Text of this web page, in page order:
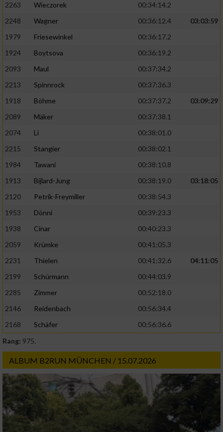
2263
Wieczorek
00:34:14.2
2248
Wagner 00:36:12.4
03:03:59
1979
Friesewinkel
00:36:17.2
1924
Boytsova
00:36:19.2
2093
Maul
00:37:34.2
2213
Spinnrock
00:37:36.3
1918
Böhme 00:37:37.2
03:09:29
2089
Mäker
00:37:38.1
2074
Li
00:38:01.0
2215
Stangier
00:38:02.1
1984
Tawani
00:38:10.8
1913
Bijlard-Jung 00:38:19.0
03:18:05
2120
Petrik-Freymiller
00:38:54.3
1953
Dönni
00:39:23.3
1938
Cinar
00:40:23.3
2059
Krümke
00:41:05.3
2231
Thielen 00:41:32.6
04:11:05
2199
Schürmann
00:44:03.9
2285
Zimmer
00:52:18.0
2146
Reidenbach
00:56:34.4
2168
Schäfer
00:56:36.6
Rang: 975.
ALBUM B2RUN MÜNCHEN / 15.07.2026